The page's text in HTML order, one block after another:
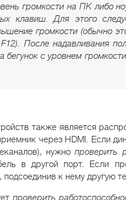
громкости на ПК либо
клавиш. Для этого
громкости (обычно
После надавливания
бегунок с уровнем
также является
через HDMI. Если
нужнопроверить
в другой порт. Если
к нему другую
проверить